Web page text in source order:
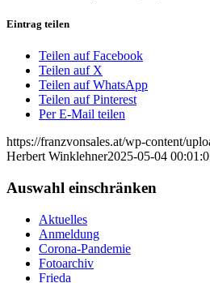
Eintrag teilen
Teilen auf Facebook
Teilen auf X
Teilen auf WhatsApp
Teilen auf Pinterest
Per E-Mail teilen
https://franzvonsales.at/wp-content/
Herbert Winklehner2025-05-04
Auswahl einschränken
Aktuelles
Anmeldung
Corona-Pandemie
Fotoarchiv
Frieda